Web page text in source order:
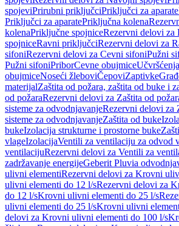
spojeviPrirubni priključciPriključci za aparate
Priključci za aparatePriključna kolena
kolenaPriključne spojniceRezervni delovi za
spojniceRavni priključciRezervni delovi za
sifoniRezervni delovi za Cevni sifoniPužni
Pužni sifoniPriborCevne obujmice
obujmiceNoseći žleboviČepoviZaptivke
materijalZaštita od požara, zaštita od buke i
od požaraRezervni delovi za Zaštita od
sisteme za odvodnjavanjeRezervni delovi za
sisteme za odvodnjavanjeZaštita od buke
bukeIzolacija strukturne i prostorne buke
vlageIzolacijaVentili za ventilaciju za odvod
ventilacijuRezervni delovi za Ventili za
zadržavanje energijeGeberit Pluvia
ulivni elementiRezervni delovi za Krovni
ulivni elementi do 12 l/sRezervni delovi za
do 12 l/sKrovni ulivni elementi do 25 l/s
ulivni elementi do 25 l/sKrovni ulivni
delovi za Krovni ulivni elementi do 100 l/s